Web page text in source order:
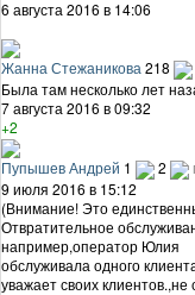
6 августа 2016 в 14:06
Жанна Стежаникова218
Была там несколько лет
7 августа 2016 в 09:32
+2
Пупышев Андрей 1 2
9 июля 2016 в 15:12
(Внимание! Это
Отвратительное
например,оператор Юлия
обслуживала одного
уважает своих